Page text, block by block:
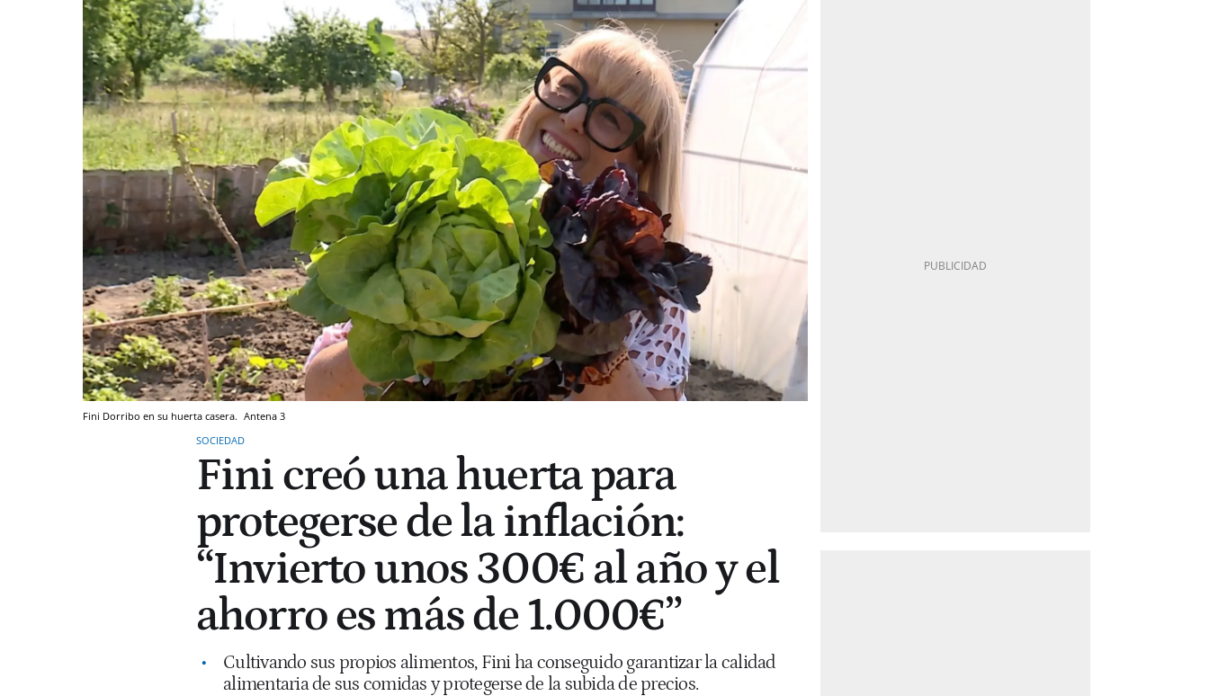
Fini Dorribo en su huerta casera. Antena 3
SOCIEDAD
Fini creó una huerta para
protegerse de la inflación:
“Invierto unos 300€ al año y el
ahorro es más de 1.000€”
Cultivando sus propios alimentos, Fini ha conseguido garantizar la calidad
alimentaria de sus comidas y protegerse de la subida de precios.